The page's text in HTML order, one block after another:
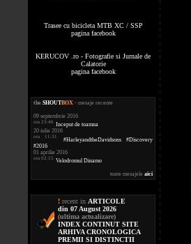
Trasee cu bicicleta MTB XC / SSP
pagina facebook
KERUCOV .ro - Fotografie si Jurnale de
Calatorie
pagina facebook
the.SHOUTBOX - mesaje recente
09 septembrie 2016
ora 23:46 Inceput de toamna
20 iulie 2016
ora 11:31
#HarleyandtheDavidsons #Discovery
#2016
01 aprilie 2016
ora 02:15 Velodromul Dinamo
toate mesajele aici
! recent in ARTICOLE
din 07 August 2026
(ultima actualizare)
INDEX CONTINUT SITE
ARHIVA CRONOLOGICA
PREMII SI DISTINCTII